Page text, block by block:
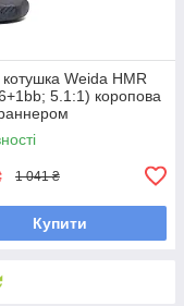
котушка Weida HMR
5.1:1) коропова
1 041 ₴
Купити